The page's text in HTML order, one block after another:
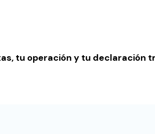
tu operación y tu declaración